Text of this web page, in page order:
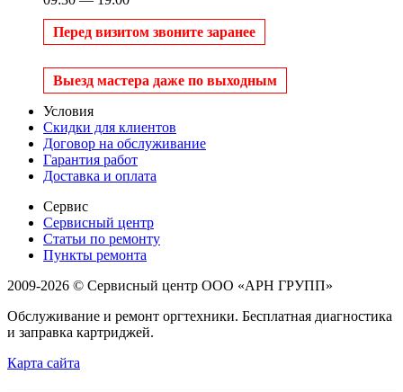
Перед визитом звоните заранее
Выезд мастера даже по выходным
Условия
Скидки для клиентов
Договор на обслуживание
Гарантия работ
Доставка и оплата
Сервис
Сервисный центр
Статьи по ремонту
Пункты ремонта
2009-2026 © Сервисный центр ООО «АРН ГРУПП»
Обслуживание и ремонт оргтехники. Бесплатная диагностика
и заправка картриджей.
Карта сайта